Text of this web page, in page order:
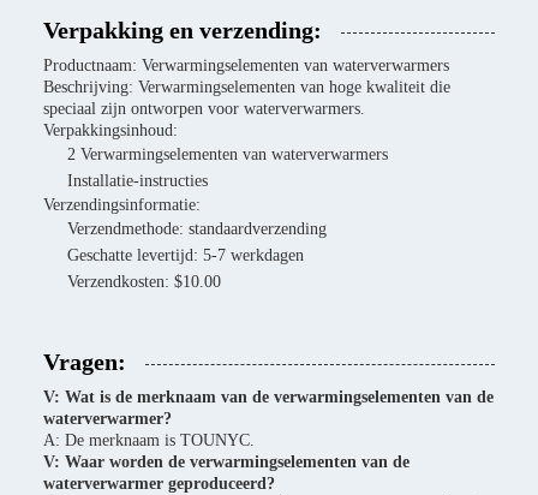
Verpakking en verzending:
Productnaam: Verwarmingselementen van waterverwarmers
Beschrijving: Verwarmingselementen van hoge kwaliteit die
speciaal zijn ontworpen voor waterverwarmers.
Verpakkingsinhoud:
2 Verwarmingselementen van waterverwarmers
Installatie-instructies
Verzendingsinformatie:
Verzendmethode: standaardverzending
Geschatte levertijd: 5-7 werkdagen
Verzendkosten: $10.00
Vragen:
V: Wat is de merknaam van de verwarmingselementen van de
waterverwarmer?
A: De merknaam is TOUNYC.
V: Waar worden de verwarmingselementen van de
waterverwarmer geproduceerd?